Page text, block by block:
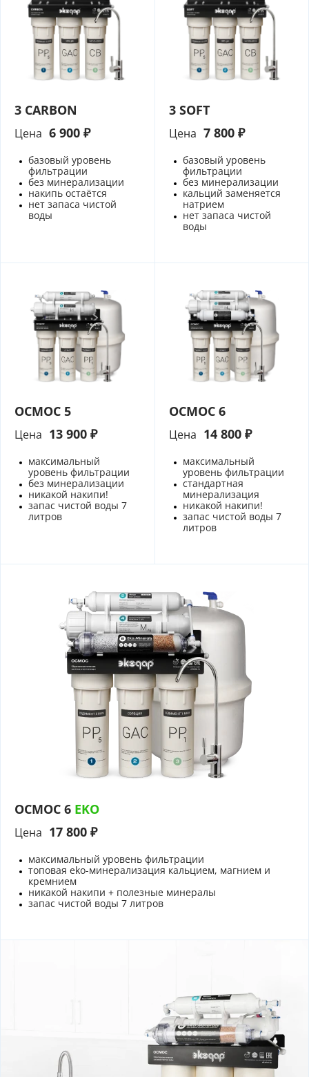
3 CARBON
Цена 6 900 ₽
базовый уровень
фильтрации
без минерализации
накипь остаётся
нет запаса чистой
воды
3 SOFT
Цена 7 800 ₽
базовый уровень
фильтрации
без минерализации
кальций заменяется
натрием
нет запаса чистой
воды
ОСМОС 5
Цена 13 900 ₽
максимальный
уровень фильтрации
без минерализации
никакой накипи!
запас чистой воды 7
литров
ОСМОС 6
Цена 14 800 ₽
максимальный
уровень фильтрации
стандартная
минерализация
никакой накипи!
запас чистой воды 7
литров
ОСМОС 6 EKO
Цена 17 800 ₽
максимальный уровень фильтрации
топовая eko-минерализация кальцием, магнием и
кремнием
никакой накипи + полезные минералы
запас чистой воды 7 литров